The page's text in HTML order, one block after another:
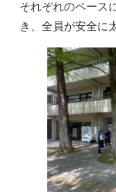
それぞれのペース
き、全員が安全に